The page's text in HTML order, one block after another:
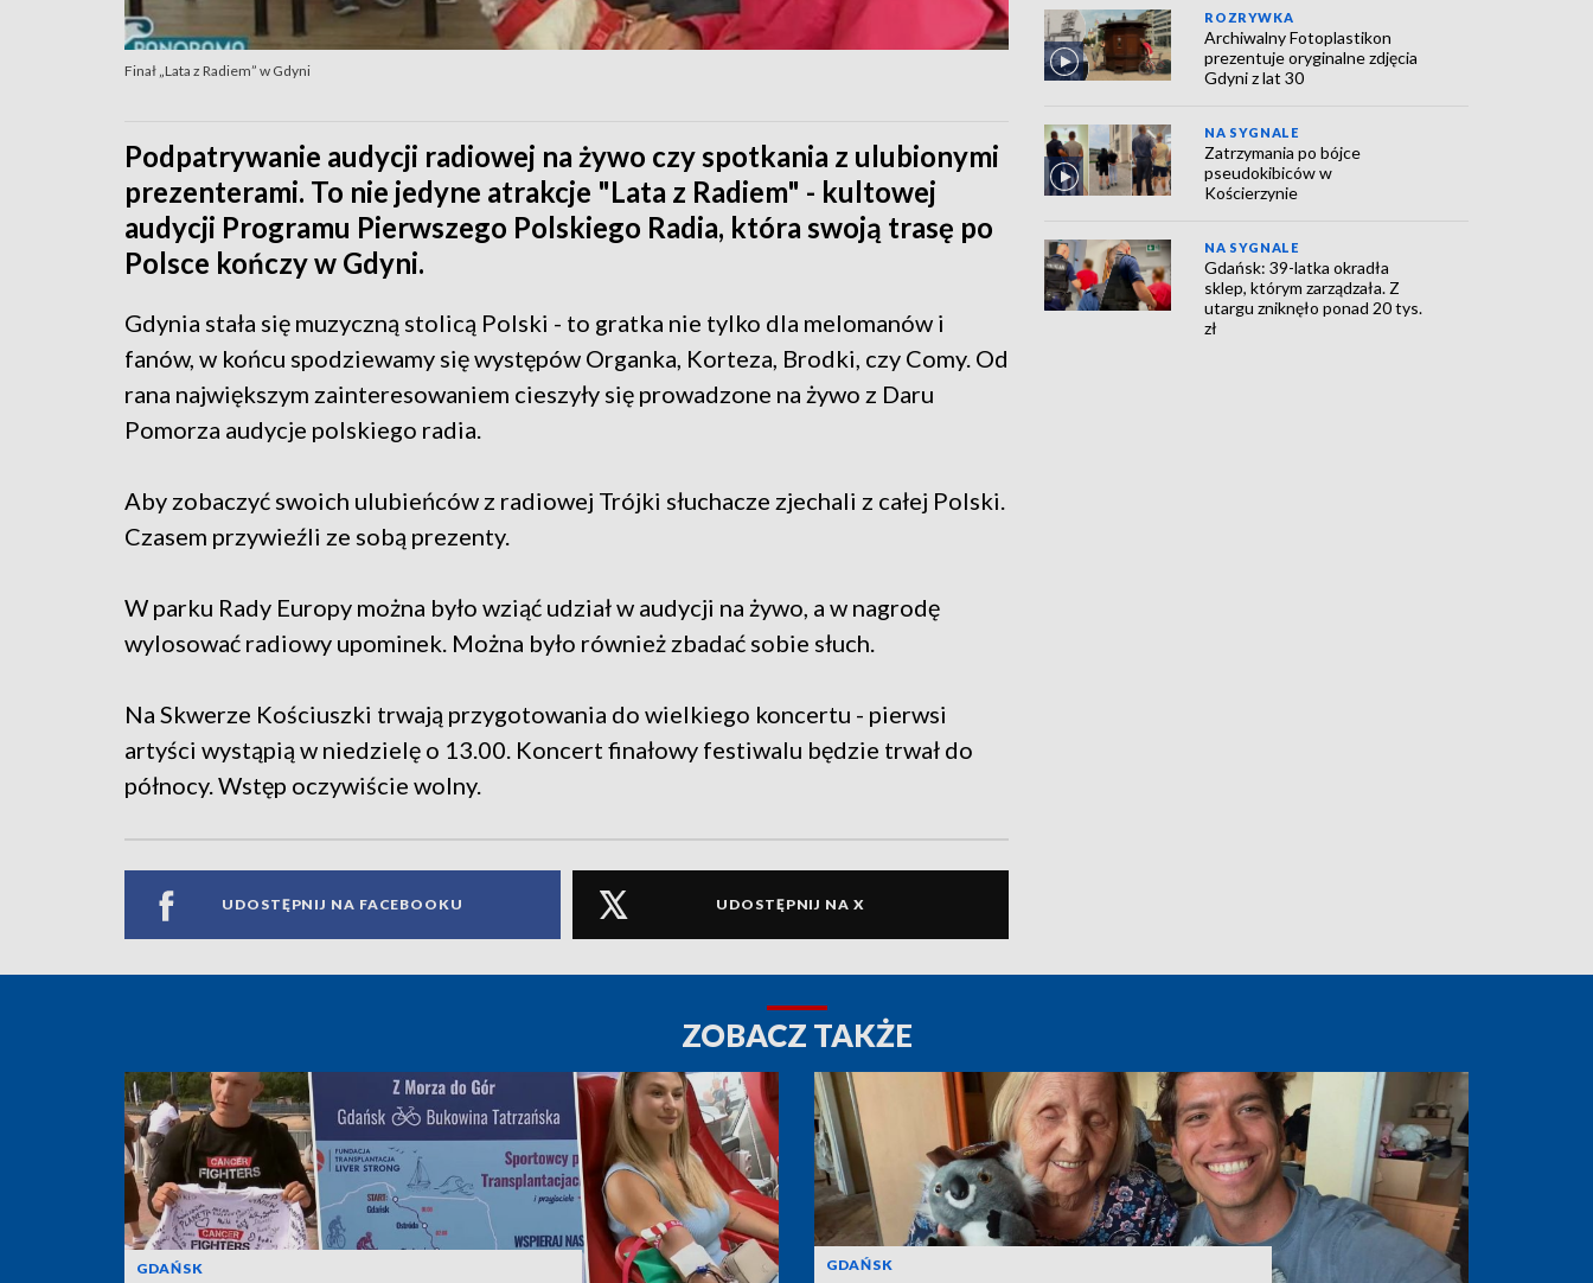
Finał „Lata z Radiem” w Gdyni
Podpatrywanie audycji radiowej na żywo czy spotkania z ulubionymi
prezenterami. To nie jedyne atrakcje "Lata z Radiem" - kultowej
audycji Programu Pierwszego Polskiego Radia, która swoją trasę po
Polsce kończy w Gdyni.
Gdynia stała się muzyczną stolicą Polski - to gratka nie tylko dla melomanów i
fanów, w końcu spodziewamy się występów Organka, Korteza, Brodki, czy Comy. Od
rana największym zainteresowaniem cieszyły się prowadzone na żywo z Daru
Pomorza audycje polskiego radia.
Aby zobaczyć swoich ulubieńców z radiowej Trójki słuchacze zjechali z całej Polski.
Czasem przywieźli ze sobą prezenty.
W parku Rady Europy można było wziąć udział w audycji na żywo, a w nagrodę
wylosować radiowy upominek. Można było również zbadać sobie słuch.
Na Skwerze Kościuszki trwają przygotowania do wielkiego koncertu - pierwsi
artyści wystąpią w niedzielę o 13.00. Koncert finałowy festiwalu będzie trwał do
północy. Wstęp oczywiście wolny.
UDOSTĘPNIJ NA FACEBOOKU UDOSTĘPNIJ NA X
ROZRYWKA
Archiwalny Fotoplastikon
prezentuje oryginalne zdjęcia
Gdyni z lat 30
NA SYGNALE
Zatrzymania po bójce
pseudokibiców w
Kościerzynie
NA SYGNALE
Gdańsk: 39-latka okradła
sklep, którym zarządzała. Z
utargu zniknęło ponad 20 tys.
zł
ZOBACZ TAKŻE
GDAŃSK GDAŃSK